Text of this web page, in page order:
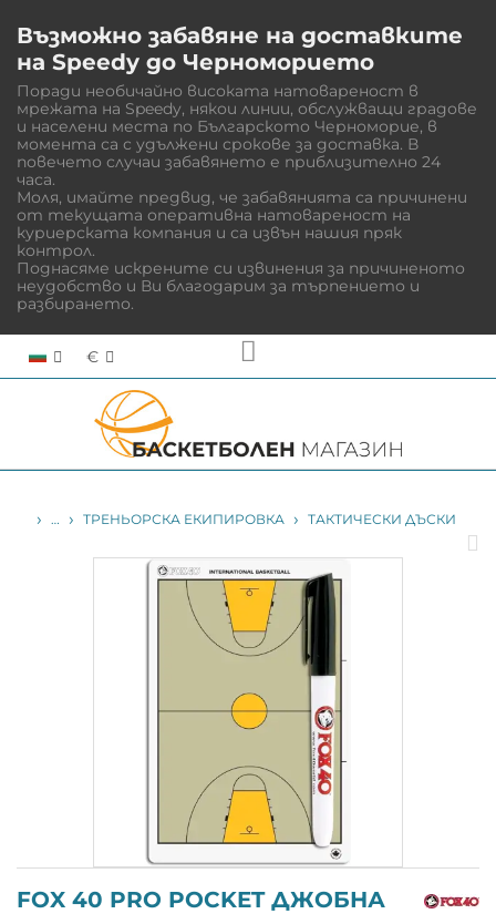
Възможно забавяне на доставките
на Speedy до Черноморието
Поради необичайно високата натовареност в
мрежата на Speedy, някои линии, обслужващи градове
и населени места по Българското Черноморие, в
момента са с удължени срокове за доставка. В
повечето случаи забавянето е приблизително 24
часа.
Моля, имайте предвид, че забавянията са причинени
от текущата оперативна натовареност на
куриерската компания и са извън нашия пряк
контрол.
Поднасяме искрените си извинения за причиненото
неудобство и Ви благодарим за търпението и
разбирането.
€
НАЧАЛО
… ТРЕНЬОРСКА ЕКИПИРОВКА ТАКТИЧЕСКИ ДЪСКИ
FOX 40 PRO POCKET ДЖОБНА